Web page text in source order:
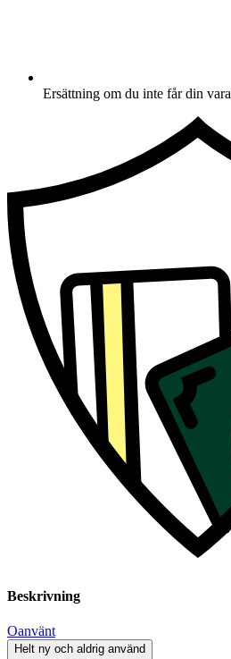
Ersättning om du inte får din vara
Beskrivning
Oanvänt
Helt ny och aldrig använd